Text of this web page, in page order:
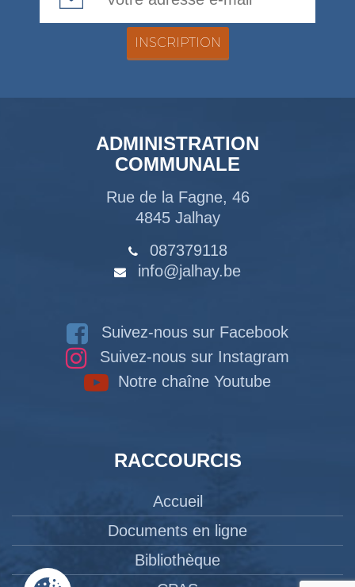
ADMINISTRATION
COMMUNALE
Rue de la Fagne, 46
4845 Jalhay
087379118
info@jalhay.be
Suivez-nous sur Facebook
Suivez-nous sur Instagram
Notre chaîne Youtube
RACCOURCIS
Accueil
Documents en ligne
Bibliothèque